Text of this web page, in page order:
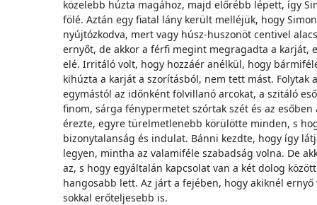
közelebb húzta magához, majd előrébb lépett, így
fölé. Aztán egy fiatal lány került melléjük, hogy
nyújtózkodva, mert vagy húsz-huszonöt centivel
ernyőt, de akkor a férfi megint megragadta a
elé. Irritáló volt, hogy hozzáér anélkül, hogy
kihúzta a karját a szorításból, nem tett mást.
egymástól az időnként fölvillanó arcokat, a szitáló
finom, sárga fénypermetet szórtak szét és az
érezte, egyre türelmetlenebb körülötte minden, s
bizonytalanság és indulat. Bánni kezdte, hogy így
legyen, mintha az valamiféle szabadság volna. De
az, s hogy egyáltalán kapcsolat van a két dolog
hangosabb lett. Az járt a fejében, hogy akiknél
sokkal erőteljesebb is.